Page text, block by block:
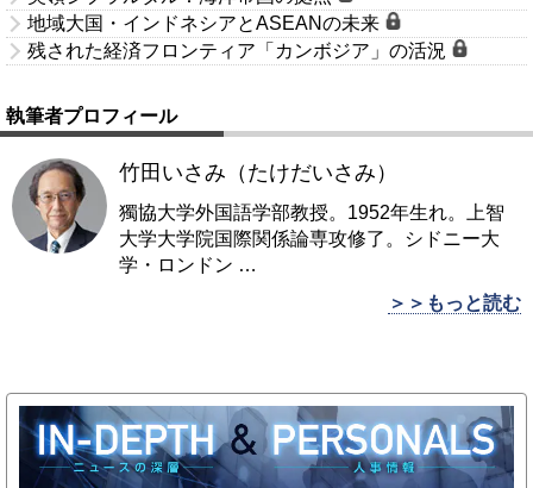
地域大国・インドネシアとASEANの未来
残された経済フロンティア「カンボジア」の活況
執筆者プロフィール
竹田いさみ（たけだいさみ）
獨協大学外国語学部教授。1952年生れ。上智
大学大学院国際関係論専攻修了。シドニー大
学・ロンドン …
＞＞もっと読む